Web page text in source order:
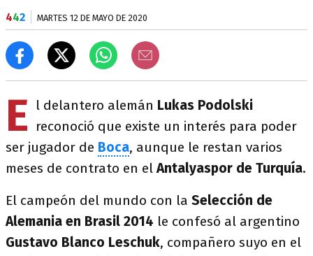
442 MARTES 12 DE MAYO DE 2020
E l delantero alemán Lukas Podolski
reconoció que existe un interés para poder
ser jugador de Boca, aunque le restan varios
meses de contrato en elAntalyaspor de Turquía.
El campeón del mundo con la Selección de
Alemania en Brasil 2014 le confesó al argentino
Gustavo Blanco Leschuk, compañero suyo en el